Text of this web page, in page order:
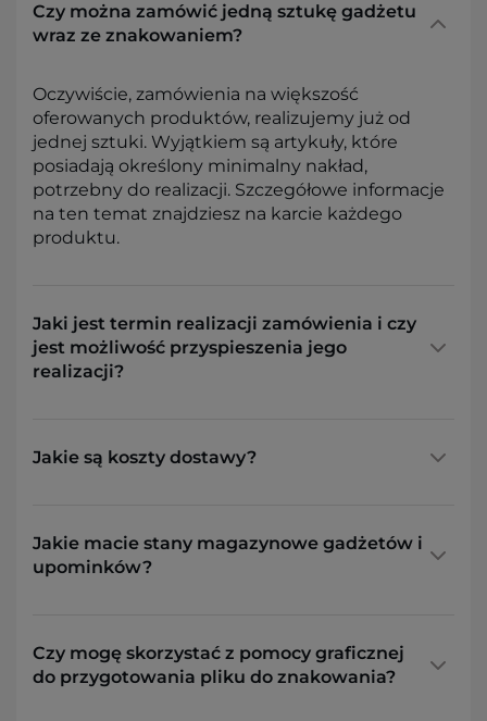
Czy można zamówić jedną sztukę gadżetu
wraz ze znakowaniem?
Oczywiście, zamówienia na większość
oferowanych produktów, realizujemy już od
jednej sztuki. Wyjątkiem są artykuły, które
posiadają określony minimalny nakład,
potrzebny do realizacji. Szczegółowe informacje
na ten temat znajdziesz na karcie każdego
produktu.
Jaki jest termin realizacji zamówienia i czy
jest możliwość przyspieszenia jego
realizacji?
Jakie są koszty dostawy?
Jakie macie stany magazynowe gadżetów i
upominków?
Czy mogę skorzystać z pomocy graficznej
do przygotowania pliku do znakowania?